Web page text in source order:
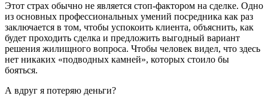
Этот страх обычно не является стоп-фактором на сделке. Одно
из основных профессиональных умений посредника как раз
заключается в том, чтобы успокоить клиента, объяснить, как
будет проходить сделка и предложить выгодный вариант
решения жилищного вопроса. Чтобы человек видел, что здесь
нет никаких «подводных камней», которых стоило бы
бояться.
А вдруг я потеряю деньги?